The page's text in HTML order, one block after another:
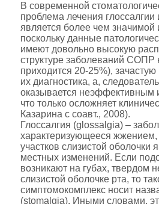
В современной
проблема лечения глоссалгии
является более чем значимой
поскольку данные
имеют довольно высокую
структуре заболеваний СОПР
приходится 20-25%),
их диагностика, а,
оказывается неэффективным
что только осложняет
Казарина с соавт., 2008).
Глоссалгия (glossalgia) –
характеризующееся
участков слизистой оболочки
местных изменений. Если
возникают на губах, твердом
слизистой оболочке рта, то
симптомокомплекс носит
(stomalgia). Иными словами,